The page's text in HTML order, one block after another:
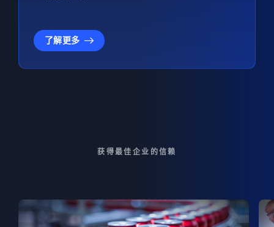
了解更多
获得最佳企业的信赖